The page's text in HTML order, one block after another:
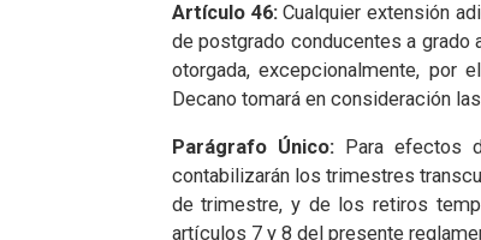
Artículo 46:Cualquier extensión
de postgrado conducentes a
otorgada, excepcionalmente, por
Decano tomará en consideración
Parágrafo Único:Para efectos
contabilizarán los trimestres
de trimestre, y de los retiros
artículos 7 y 8 del presente